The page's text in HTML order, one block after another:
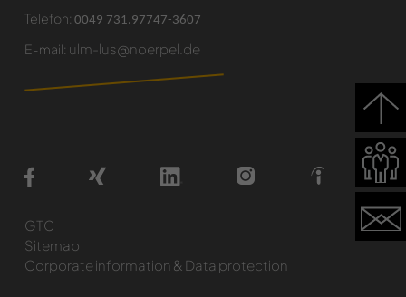
GTC
Sitemap
Corporate information & Data protection
Telefon: 0049 731.97747-3607
E-mail: ulm-lus@noerpel.de